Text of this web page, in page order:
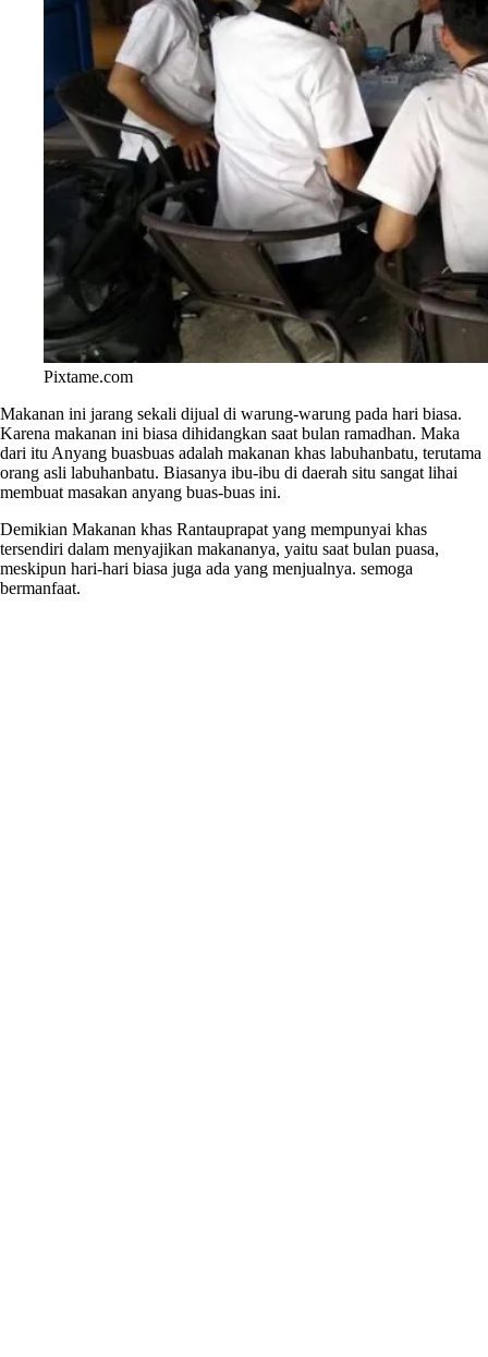
Pixtame.com
Makanan ini jarang sekali dijual di warung-warung pada hari biasa.
Karena makanan ini biasa dihidangkan saat bulan ramadhan. Maka
dari itu Anyang buasbuas adalah makanan khas labuhanbatu, terutama
orang asli labuhanbatu. Biasanya ibu-ibu di daerah situ sangat lihai
membuat masakan anyang buas-buas ini.
Demikian Makanan khas Rantauprapat yang mempunyai khas
tersendiri dalam menyajikan makananya, yaitu saat bulan puasa,
meskipun hari-hari biasa juga ada yang menjualnya. semoga
bermanfaat.